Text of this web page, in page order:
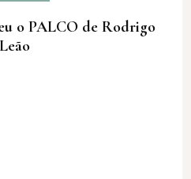
o PALCO de Rodrigo
Leão